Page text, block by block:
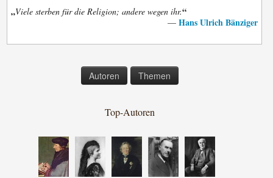
„Viele sterben für die Religion; andere wegen ihr.“
— Hans Ulrich Bänziger
Autoren Themen
Top-Autoren